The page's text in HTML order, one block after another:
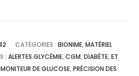
CATÉGORIES : BIONIME, MATÉRIEL
: ALERTES GLYCÉMIE, CGM, DIABÈTE, ET
MONITEUR DE GLUCOSE, PRÉCISION DES